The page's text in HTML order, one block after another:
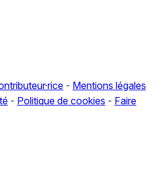
- Mentions légales
- Politique de cookies - Faire